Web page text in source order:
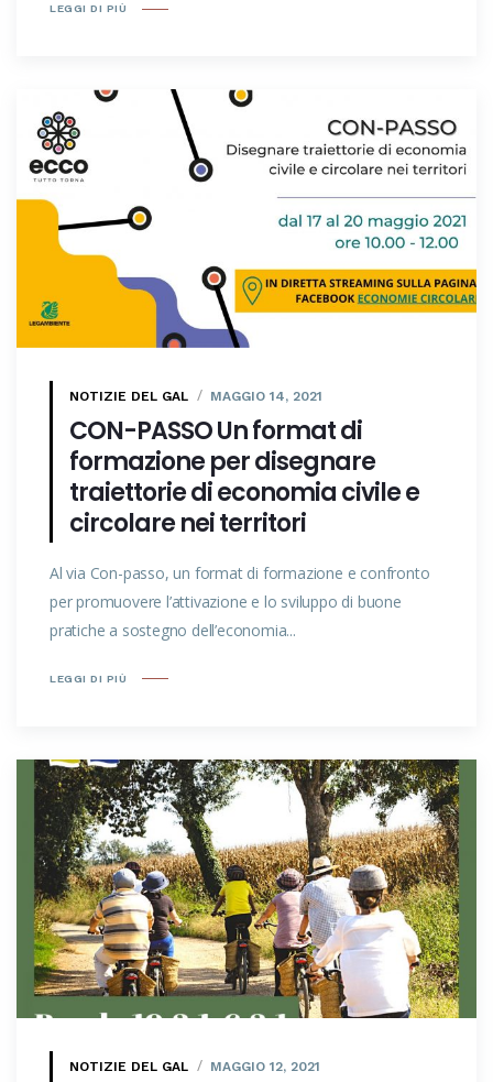
LEGGI DI PIÙ
NOTIZIE DEL GAL MAGGIO 14, 2021
CON-PASSO Un format di
formazione per disegnare
traiettorie di economia civile e
circolare nei territori
Al via Con-passo, un format di formazione e confronto
per promuovere l’attivazione e lo sviluppo di buone
pratiche a sostegno dell’economia...
LEGGI DI PIÙ
NOTIZIE DEL GAL MAGGIO 12, 2021